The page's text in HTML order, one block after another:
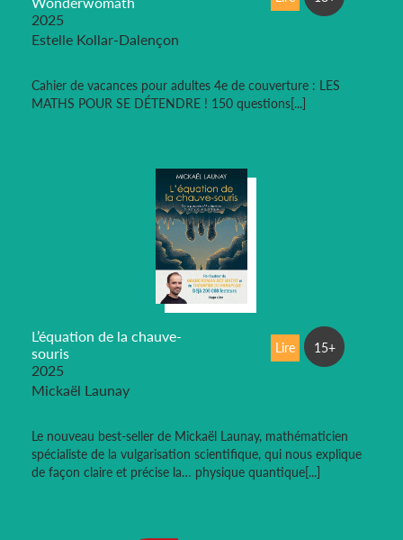
2025
Estelle Kollar-Dalençon
Cahier de vacances pour adultes 4e de couverture : LES
MATHS POUR SE DÉTENDRE ! 150 questions[...]
L’équation de la chauve-
souris
2025
Mickaël Launay
Le nouveau best-seller de Mickaël Launay, mathématicien
spécialiste de la vulgarisation scientifique, qui nous explique
de façon claire et précise la… physique quantique[...]
Lire 15+